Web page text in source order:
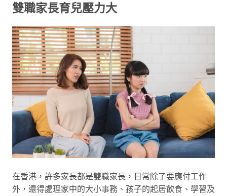
雙職家長育兒壓力大
在香港，許多家長都是雙職家長，日常除了要應付工作
外，還得處理家中的大小事務、孩子的起居飲食、學習及